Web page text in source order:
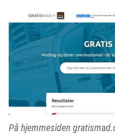
På hjemmesiden